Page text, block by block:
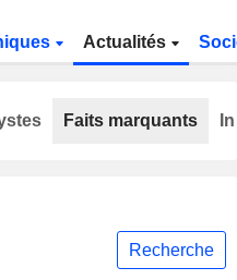
Actualités
Recherche
Faits marquants